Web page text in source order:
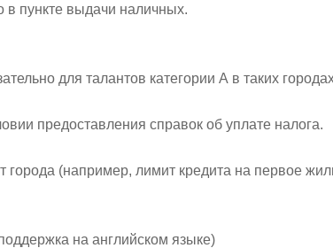
в пункте выдачи наличных.
для талантов категории А в таких
предоставления справок об уплате налога.
города (например, лимит кредита на первое
на английском языке)